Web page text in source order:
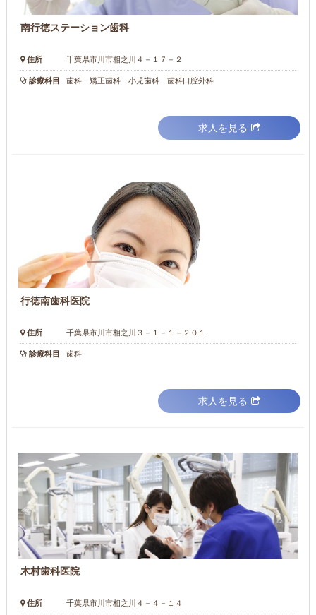
南行徳ステーション歯科
住所 千葉県市川市相之川４－１７－２
診療科目 歯科 矯正歯科 小児歯科 歯科口腔外科
求人を見る
行徳南歯科医院
住所 千葉県市川市相之川３－１－１－２０１
診療科目 歯科
求人を見る
木村歯科医院
住所 千葉県市川市相之川４－４－１４